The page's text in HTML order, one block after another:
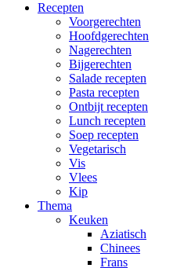
Recepten
Voorgerechten
Hoofdgerechten
Nagerechten
Bijgerechten
Salade recepten
Pasta recepten
Ontbijt recepten
Lunch recepten
Soep recepten
Vegetarisch
Vis
Vlees
Kip
Thema
Keuken
Aziatisch
Chinees
Frans